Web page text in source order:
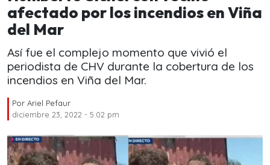
afectado por los incendios en Viña
del Mar
Así fue el complejo momento que vivió el
periodista de CHV durante la cobertura de los
incendios en Viña del Mar.
Por Ariel Pefaur
diciembre 23, 2022 - 5:02 pm